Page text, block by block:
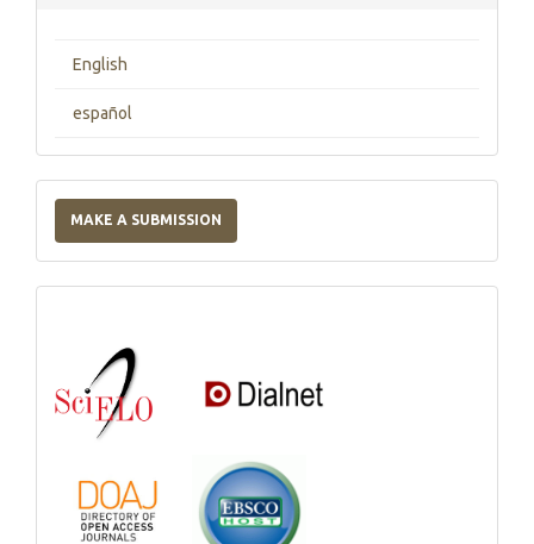
English
español
Make
a
Submission
MAKE A SUBMISSION
Catalogs